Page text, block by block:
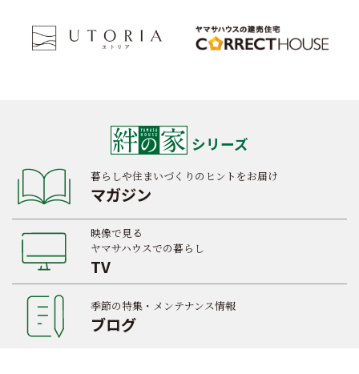
シリーズ
暮らしや住まいづくりのヒントをお届け
マガジン
映像で見る
ヤマサハウスでの暮らし
TV
季節の特集・メンテナンス情報
ブログ